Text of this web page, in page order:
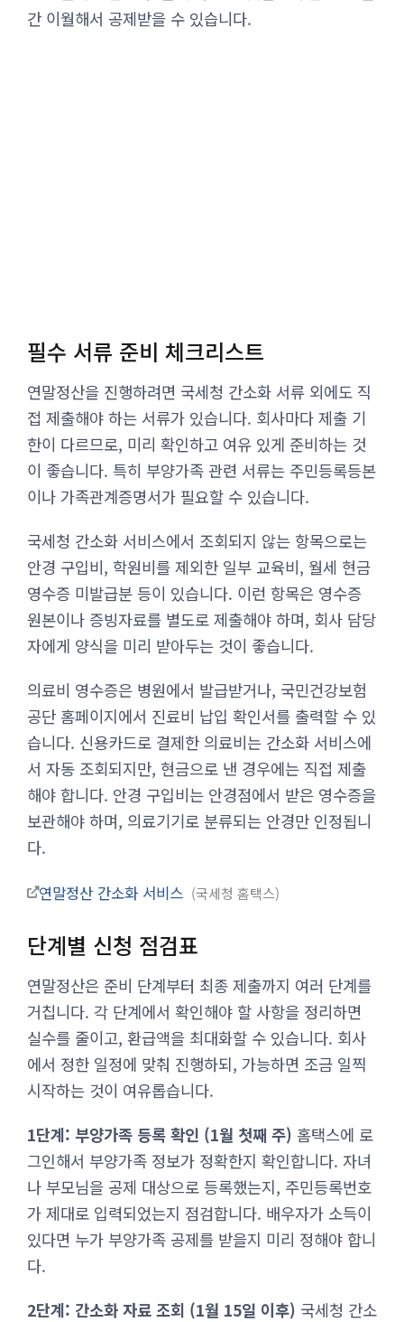
간 이월해서 공제받을 수 있습니다.
필수 서류 준비 체크리스트
연말정산을 진행하려면 국세청 간소화 서류 외에도 직
접 제출해야 하는 서류가 있습니다. 회사마다 제출 기
한이 다르므로, 미리 확인하고 여유 있게 준비하는 것
이 좋습니다. 특히 부양가족 관련 서류는 주민등록등본
이나 가족관계증명서가 필요할 수 있습니다.
국세청 간소화 서비스에서 조회되지 않는 항목으로는
안경 구입비, 학원비를 제외한 일부 교육비, 월세 현금
영수증 미발급분 등이 있습니다. 이런 항목은 영수증
원본이나 증빙자료를 별도로 제출해야 하며, 회사 담당
자에게 양식을 미리 받아두는 것이 좋습니다.
의료비 영수증은 병원에서 발급받거나, 국민건강보험
공단 홈페이지에서 진료비 납입 확인서를 출력할 수 있
습니다. 신용카드로 결제한 의료비는 간소화 서비스에
서 자동 조회되지만, 현금으로 낸 경우에는 직접 제출
해야 합니다. 안경 구입비는 안경점에서 받은 영수증을
보관해야 하며, 의료기기로 분류되는 안경만 인정됩니
다.
연말정산 간소화 서비스 국세청 홈택스
단계별 신청 점검표
연말정산은 준비 단계부터 최종 제출까지 여러 단계를
거칩니다. 각 단계에서 확인해야 할 사항을 정리하면
실수를 줄이고, 환급액을 최대화할 수 있습니다. 회사
에서 정한 일정에 맞춰 진행하되, 가능하면 조금 일찍
시작하는 것이 여유롭습니다.
1단계: 부양가족 등록 확인 (1월 첫째 주) 홈택스에 로
그인해서 부양가족 정보가 정확한지 확인합니다. 자녀
나 부모님을 공제 대상으로 등록했는지, 주민등록번호
가 제대로 입력되었는지 점검합니다. 배우자가 소득이
있다면 누가 부양가족 공제를 받을지 미리 정해야 합니
다.
2단계: 간소화 자료 조회 (1월 15일 이후) 국세청 간소